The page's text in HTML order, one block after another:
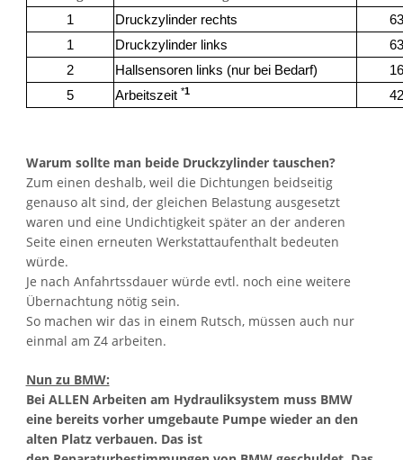
1 Druckzylinder rechts
1
Druckzylinder links
2
Hallsensoren links (nur bei Bedarf)
5
Arbeitszeit *1
Warum sollte man beide Druckzylinder tauschen?
Zum einen deshalb, weil die Dichtungen beidseitig
genauso alt sind, der gleichen Belastung ausgesetzt
waren und eine Undichtigkeit später an der anderen
Seite einen erneuten Werkstattaufenthalt bedeuten
würde.
Je nach Anfahrtssdauer würde evtl. noch eine weitere
Übernachtung nötig sein.
So machen wir das in einem Rutsch, müssen auch nur
einmal am Z4 arbeiten.
Nun zu BMW:
Bei ALLEN Arbeiten am Hydrauliksystem muss BMW
eine bereits vorher umgebaute Pumpe wieder an den
alten Platz verbauen. Das ist